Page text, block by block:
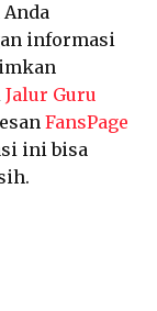
informasi
Jalur Guru
FansPage
ini bisa